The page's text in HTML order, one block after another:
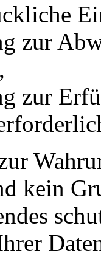
zur
zur
kein